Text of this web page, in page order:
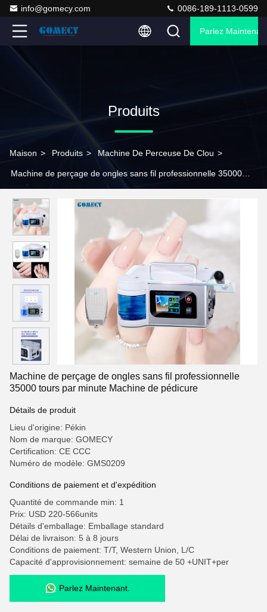
info@gomecy.com 0086-189-1113-0599
Parlez
Produits
Maison > Produits > Machine De Perceuse De Clou >
Machine de perçage de ongles sans fil professionnelle 35000
Machine de perçage de ongles sans fil professionnelle
35000 tours par minute Machine de pédicure
Détails de produit
Lieu d'origine: Pékin
Nom de marque: GOMECY
Certification: CE CCC
Numéro de modèle: GMS0209
Conditions de paiement et d'expédition
Quantité de commande min: 1
Prix: USD 220-566units
Détails d'emballage: Emballage standard
Délai de livraison: 5 à 8 jours
Conditions de paiement: T/T, Western Union, L/C
Capacité d'approvisionnement: semaine de 50 +UNIT+per
Parlez Maintenant.